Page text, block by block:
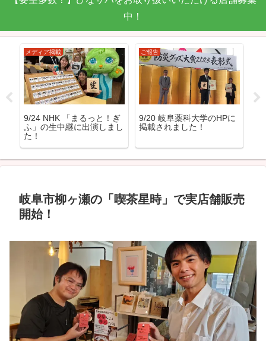
中！
メディア掲載
9/24 NHK 「まるっと！ぎ
ふ」の生中継に出演しまし
た！
ご報告
9/20 岐阜薬科大学のHPに
掲載されました！
岐阜市柳ヶ瀬の「喫茶星時」で実店舗販売
開始！